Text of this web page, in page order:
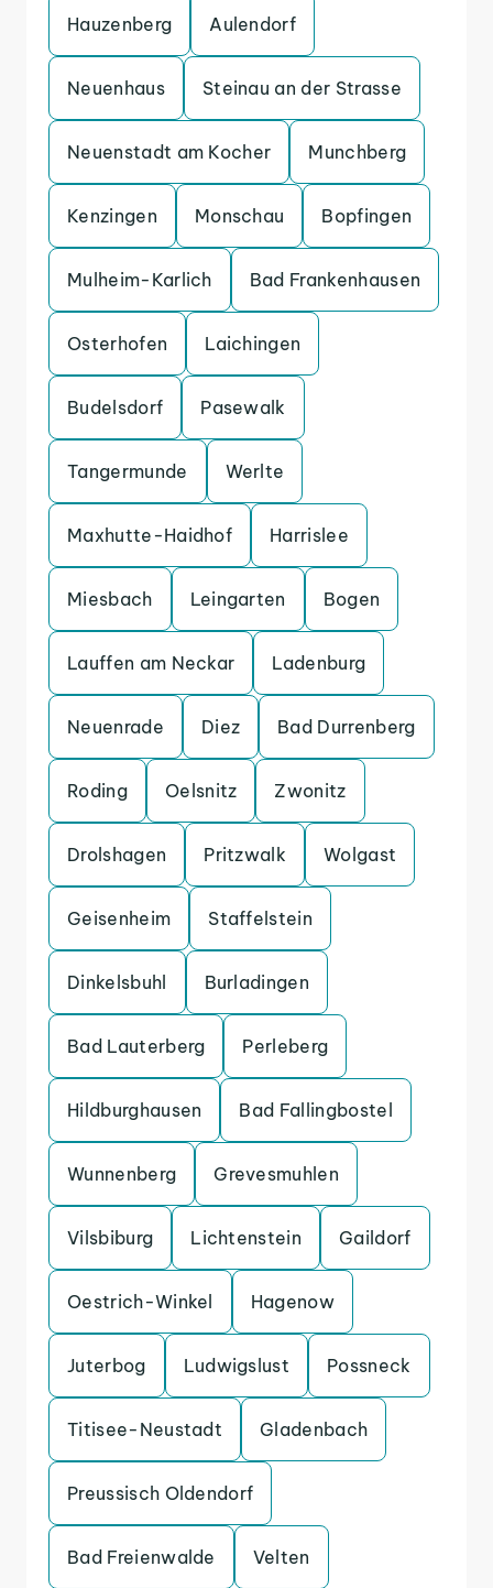
Hauzenberg Aulendorf
Neuenhaus Steinau an der Strasse
Neuenstadt am Kocher Munchberg
Kenzingen Monschau Bopfingen
Mulheim-Karlich Bad Frankenhausen
Osterhofen Laichingen
Budelsdorf Pasewalk
Tangermunde Werlte
Maxhutte-Haidhof Harrislee
Miesbach Leingarten Bogen
Lauffen am Neckar Ladenburg
Neuenrade Diez Bad Durrenberg
Roding Oelsnitz Zwonitz
Drolshagen Pritzwalk Wolgast
Geisenheim Staffelstein
Dinkelsbuhl Burladingen
Bad Lauterberg Perleberg
Hildburghausen Bad Fallingbostel
Wunnenberg Grevesmuhlen
Vilsbiburg Lichtenstein Gaildorf
Oestrich-Winkel Hagenow
Juterbog Ludwigslust Possneck
Titisee-Neustadt Gladenbach
Preussisch Oldendorf
Bad Freienwalde Velten